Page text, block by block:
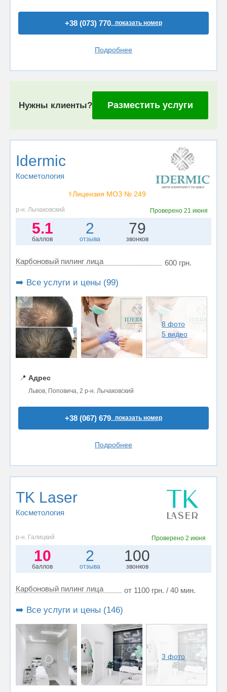
+38 (073) 770..показать номер
Подробнее
Нужны клиенты? Разместить услуги
Idermic
Косметология
⚕️Лицензия МОЗ № 249
р-н. Лычаковский Проверено 21 июня
5.1
баллов
2
отзыва
79
звонков
Карбоновый пилинг лица 600 грн.
➡️ Все услуги и цены (99)
8 фото
5 видео
📍 Адрес
Львов, Поповича, 2 р-н. Лычаковский
+38 (067) 679..показать номер
Подробнее
TK Laser
Косметология
р-н. Галицкий Проверено2 июня
10
баллов
2
отзыва
100
звонков
Карбоновый пилинг лица от 1100 грн. / 40 мин.
➡️ Все услуги и цены (146)
3 фото